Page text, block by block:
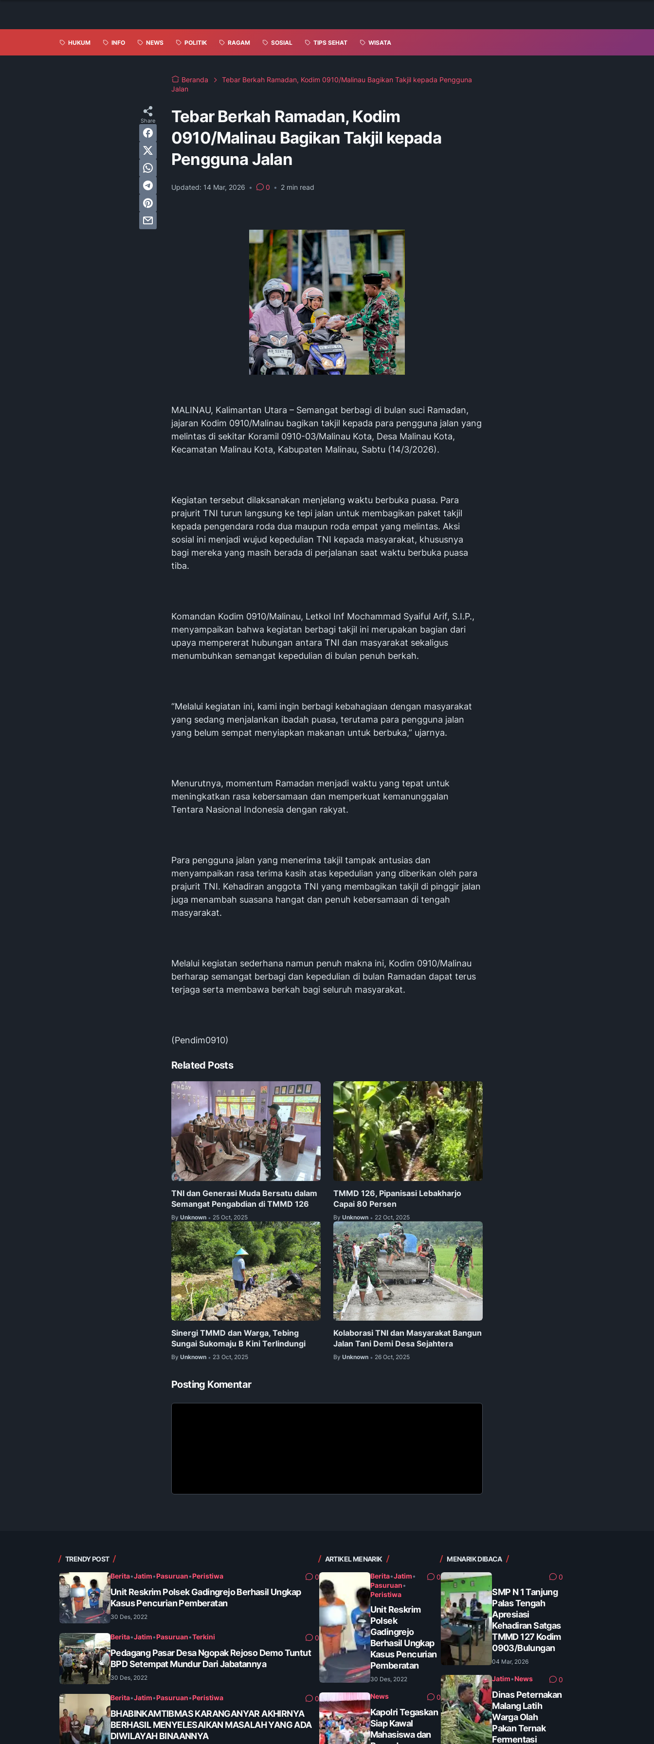
HUKUM INFO NEWS POLITIK RAGAM SOSIAL TIPS SEHAT WISATA
Beranda
Tebar Berkah Ramadan, Kodim 0910/Malinau Bagikan Takjil kepada Pengguna
Jalan
Tebar Berkah Ramadan, Kodim
0910/Malinau Bagikan Takjil kepada
Pengguna Jalan
Updated: 14 Mar, 2026 • 0 • 2 min read
MALINAU, Kalimantan Utara – Semangat berbagi di bulan suci Ramadan,
jajaran Kodim 0910/Malinau bagikan takjil kepada para pengguna jalan yang
melintas di sekitar Koramil 0910-03/Malinau Kota, Desa Malinau Kota,
Kecamatan Malinau Kota, Kabupaten Malinau, Sabtu (14/3/2026).
Kegiatan tersebut dilaksanakan menjelang waktu berbuka puasa. Para
prajurit TNI turun langsung ke tepi jalan untuk membagikan paket takjil
kepada pengendara roda dua maupun roda empat yang melintas. Aksi
sosial ini menjadi wujud kepedulian TNI kepada masyarakat, khususnya
bagi mereka yang masih berada di perjalanan saat waktu berbuka puasa
tiba.
Komandan Kodim 0910/Malinau, Letkol Inf Mochammad Syaiful Arif, S.I.P.,
menyampaikan bahwa kegiatan berbagi takjil ini merupakan bagian dari
upaya mempererat hubungan antara TNI dan masyarakat sekaligus
menumbuhkan semangat kepedulian di bulan penuh berkah.
“Melalui kegiatan ini, kami ingin berbagi kebahagiaan dengan masyarakat
yang sedang menjalankan ibadah puasa, terutama para pengguna jalan
yang belum sempat menyiapkan makanan untuk berbuka,” ujarnya.
Menurutnya, momentum Ramadan menjadi waktu yang tepat untuk
meningkatkan rasa kebersamaan dan memperkuat kemanunggalan
Tentara Nasional Indonesia dengan rakyat.
Para pengguna jalan yang menerima takjil tampak antusias dan
menyampaikan rasa terima kasih atas kepedulian yang diberikan oleh para
prajurit TNI. Kehadiran anggota TNI yang membagikan takjil di pinggir jalan
juga menambah suasana hangat dan penuh kebersamaan di tengah
masyarakat.
Melalui kegiatan sederhana namun penuh makna ini, Kodim 0910/Malinau
berharap semangat berbagi dan kepedulian di bulan Ramadan dapat terus
terjaga serta membawa berkah bagi seluruh masyarakat.
(Pendim0910)
Related Posts
TNI dan Generasi Muda Bersatu dalam
Semangat Pengabdian di TMMD 126
By Unknown • 25 Oct, 2025
‎TMMD 126, Pipanisasi Lebakharjo
Capai 80 Persen
By Unknown • 22 Oct, 2025
Sinergi TMMD dan Warga, Tebing
Sungai Sukomaju B Kini Terlindungi
By Unknown • 23 Oct, 2025
Kolaborasi TNI dan Masyarakat Bangun
Jalan Tani Demi Desa Sejahtera
By Unknown • 26 Oct, 2025
Posting Komentar
TRENDY POST
Berita•Jatim•Pasuruan•Peristiwa 0
Unit Reskrim Polsek Gadingrejo Berhasil Ungkap
Kasus Pencurian Pemberatan
30 Des, 2022
Berita•Jatim•Pasuruan•Terkini 0
Pedagang Pasar Desa Ngopak Rejoso Demo Tuntut
BPD Setempat Mundur Dari Jabatannya
30 Des, 2022
Berita•Jatim•Pasuruan•Peristiwa 0
BHABINKAMTIBMAS KARANGANYAR AKHIRNYA
BERHASIL MENYELESAIKAN MASALAH YANG ADA
DIWILAYAH BINAANNYA
ARTIKEL MENARIK
Berita•Jatim•
Pasuruan•
Peristiwa
0
Unit Reskrim
Polsek
Gadingrejo
Berhasil Ungkap
Kasus Pencurian
Pemberatan
30 Des, 2022
News 0
Kapolri Tegaskan
Siap Kawal
Mahasiswa dan
MENARIK DIBACA
0
SMP N 1 Tanjung
Palas Tengah
Apresiasi
Kehadiran Satgas
TMMD 127 Kodim
0903/Bulungan
04 Mar, 2026
Jatim•News 0
Dinas Peternakan
Malang Latih
Warga Olah
Pakan Ternak
Fermentasi